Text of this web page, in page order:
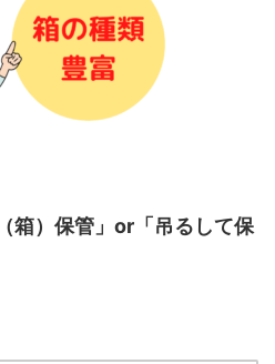
箱）保管」or「吊るして保